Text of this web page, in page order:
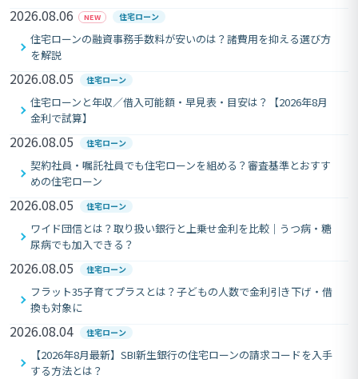
2026.08.06 NEW 住宅ローン
住宅ローンの融資事務手数料が安いのは？諸費用を抑える選び方
を解説
2026.08.05 住宅ローン
住宅ローンと年収／借入可能額・早見表・目安は？【2026年8月
金利で試算】
2026.08.05 住宅ローン
契約社員・嘱託社員でも住宅ローンを組める？審査基準とおすす
めの住宅ローン
2026.08.05 住宅ローン
ワイド団信とは？取り扱い銀行と上乗せ金利を比較｜うつ病・糖
尿病でも加入できる？
2026.08.05 住宅ローン
フラット35子育てプラスとは？子どもの人数で金利引き下げ・借
換も対象に
2026.08.04 住宅ローン
【2026年8月最新】SBI新生銀行の住宅ローンの請求コードを入手
する方法とは？